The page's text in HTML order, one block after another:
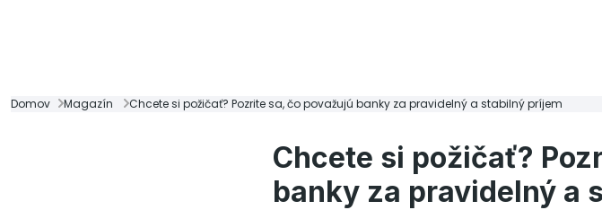
Domov Magazín Chcete si požičať? Pozrite sa, čo považujú banky za pravidelný a stabilný príjem
Chcete si požičať?
banky za pravidelný a